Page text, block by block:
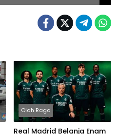
Olah Raga
Real Madrid Belanja Enam